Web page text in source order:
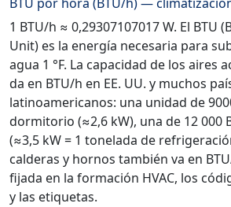
1 BTU/h ≈ 0,29307107017 W. El BTU
Unit) es la energía necesaria para
agua 1 °F. La capacidad de los aires
da en BTU/h en EE. UU. y muchos
latinoamericanos: una unidad de
dormitorio (≈2,6 kW), una de 12 000
(≈3,5 kW = 1 tonelada de
calderas y hornos también va en
fijada en la formación HVAC, los
y las etiquetas.